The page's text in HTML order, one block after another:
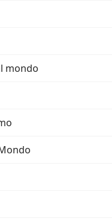
mondo